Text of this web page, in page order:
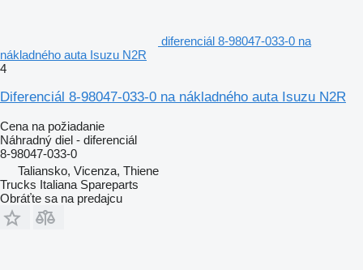
diferenciál 8-98047-033-0 na
nákladného auta Isuzu N2R
4
Diferenciál 8-98047-033-0 na nákladného auta Isuzu N2R
Cena na požiadanie
Náhradný diel - diferenciál
8-98047-033-0
Taliansko, Vicenza, Thiene
Trucks Italiana Spareparts
Obráťte sa na predajcu